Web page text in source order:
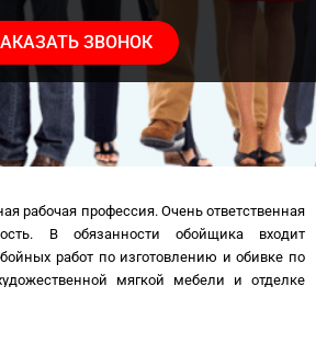
ЗВОНОК
рабочая профессия. Очень ответственная
В обязанности обойщика входит
работ по изготовлению и обивке по
мягкой мебели и отделке
оплачиваемым и квалифицированным